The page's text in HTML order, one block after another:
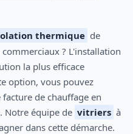
thermique de
? L'installation
la plus efficace
option, vous pouvez
de chauffage en
Notre équipe de vitriers à
dans cette démarche.